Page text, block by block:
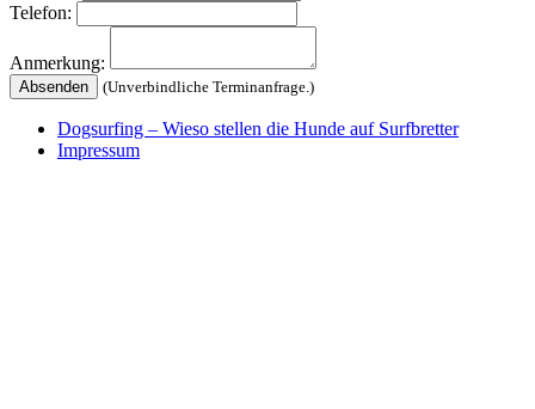
Telefon:
Anmerkung:
(Unverbindliche Terminanfrage.)
Dogsurfing – Wieso stellen die Hunde auf Surfbretter
Impressum